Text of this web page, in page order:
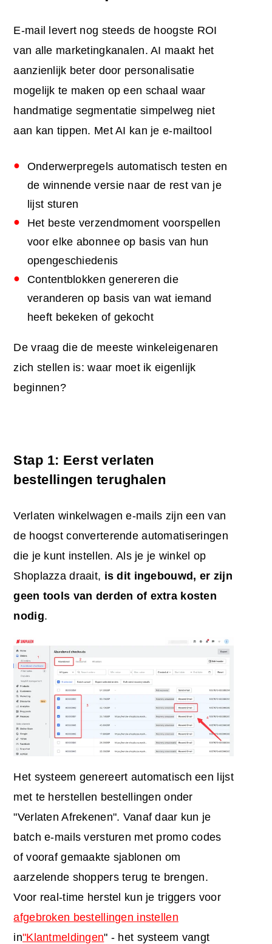
E-mail levert nog steeds de hoogste ROI
van alle marketingkanalen. AI maakt het
aanzienlijk beter door personalisatie
mogelijk te maken op een schaal waar
handmatige segmentatie simpelweg niet
aan kan tippen. Met AI kan je e-mailtool
Onderwerpregels automatisch testen en
de winnende versie naar de rest van je
lijst sturen
Het beste verzendmoment voorspellen
voor elke abonnee op basis van hun
opengeschiedenis
Contentblokken genereren die
veranderen op basis van wat iemand
heeft bekeken of gekocht
De vraag die de meeste winkeleigenaren
zich stellen is: waar moet ik eigenlijk
beginnen?
Stap 1: Eerst verlaten
bestellingen terughalen
Verlaten winkelwagen e-mails zijn een van
de hoogst converterende automatiseringen
die je kunt instellen. Als je je winkel op
Shoplazza draait, is dit ingebouwd, er zijn
geen tools van derden of extra kosten
nodig.
Het systeem genereert automatisch een lijst
met te herstellen bestellingen onder
"Verlaten Afrekenen". Vanaf daar kun je
batch e-mails versturen met promo codes
of vooraf gemaakte sjablonen om
aarzelende shoppers terug te brengen.
Voor real-time herstel kun je triggers voor
afgebroken bestellingen instellen
in"Klantmeldingen" - het systeem vangt